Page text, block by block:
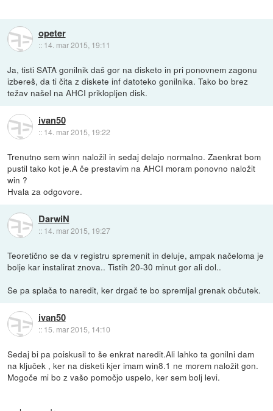
opeter
:: 14. mar 2015, 19:11
Ja, tisti SATA gonilnik daš gor na disketo in pri ponovnem zagonu
izbereš, da ti čita z diskete inf datoteko gonilnika. Tako bo brez
težav našel na AHCI priklopljen disk.
ivan50
:: 14. mar 2015, 19:22
Trenutno sem winn naložil in sedaj delajo normalno. Zaenkrat bom
pustil tako kot je.A če prestavim na AHCI moram ponovno naložit
win ?
Hvala za odgovore.
DarwiN
:: 14. mar 2015, 19:27
Teoretično se da v registru spremenit in deluje, ampak načeloma je
bolje kar instalirat znova.. Tistih 20-30 minut gor ali dol..
Se pa splača to naredit, ker drgač te bo spremljal grenak občutek.
ivan50
:: 15. mar 2015, 14:10
Sedaj bi pa poiskusil to še enkrat naredit.Ali lahko ta gonilni dam
na ključek , ker na disketi kjer imam win8.1 ne morem naložit gon.
Mogoče mi bo z vašo pomočjo uspelo, ker sem bolj levi.